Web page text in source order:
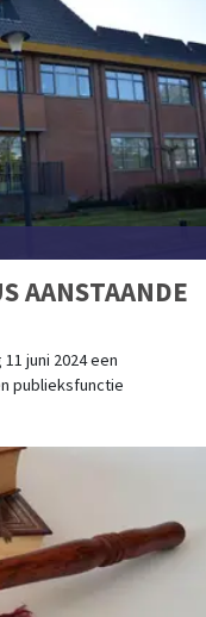
AANSTAANDE
juni 2024 een
publieksfunctie